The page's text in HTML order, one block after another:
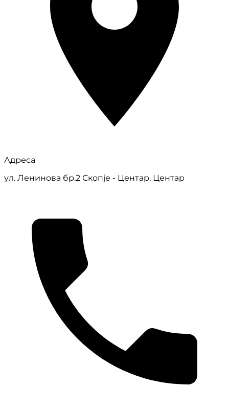
Адреса
ул. Ленинова бр.2 Скопје - Центар, Центар